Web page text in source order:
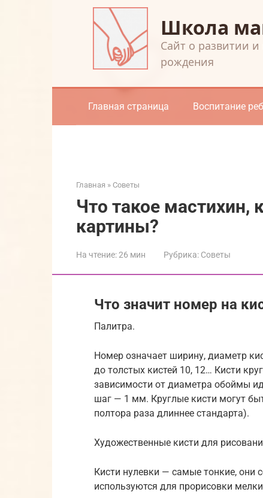
Школа
Cайт о развитии
рождения
Главная страница Воспитание
Главная » Советы
Что такое мастихин,
картины?
На чтение:26 мин Рубрика: Советы
Что значит номер на
Палитра.
Номер означает ширину, диаметр
до толстых кистей 10, 12… Кисти
зависимости от диаметра обоймы
шаг — 1 мм. Круглые кисти могут
полтора раза длиннее стандарта).
Художественные кисти для
Кисти нулевки — самые тонкие, они
используются для прорисовки